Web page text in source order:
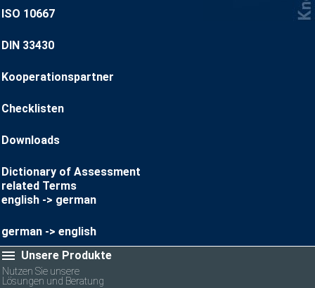
Unsere Produkte
Nutzen Sie unsere
Lösungen und Beratung
ISO 10667
DIN 33430
Kooperationspartner
Checklisten
Downloads
Dictionary of Assessment
related Terms
english -> german
german -> english